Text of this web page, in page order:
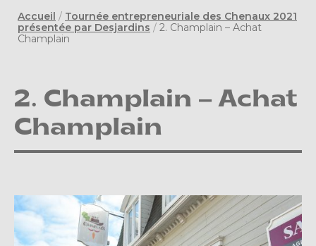
Accueil / Tournée entrepreneuriale des Chenaux 2021
présentée par Desjardins / 2. Champlain – Achat
Champlain
2. Champlain – Achat
Champlain